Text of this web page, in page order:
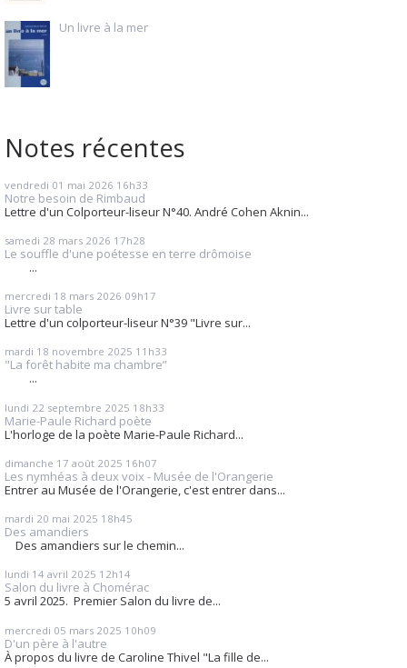
Un livre à la mer
Notes récentes
vendredi 01 mai 2026 16h33
Notre besoin de Rimbaud
Lettre d'un Colporteur-liseur N°40. André Cohen Aknin...
samedi 28 mars 2026 17h28
Le souffle d'une poétesse en terre drômoise
...
mercredi 18 mars 2026 09h17
Livre sur table
Lettre d'un colporteur-liseur N°39 "Livre sur...
mardi 18 novembre 2025 11h33
"La forêt habite ma chambre”
...
lundi 22 septembre 2025 18h33
Marie-Paule Richard poète
L'horloge de la poète Marie-Paule Richard...
dimanche 17 août 2025 16h07
Les nymhéas à deux voix - Musée de l'Orangerie
Entrer au Musée de l'Orangerie, c'est entrer dans...
mardi 20 mai 2025 18h45
Des amandiers
Des amandiers sur le chemin...
lundi 14 avril 2025 12h14
Salon du livre à Chomérac
5 avril 2025. Premier Salon du livre de...
mercredi 05 mars 2025 10h09
D'un père à l'autre
À propos du livre de Caroline Thivel "La fille de...